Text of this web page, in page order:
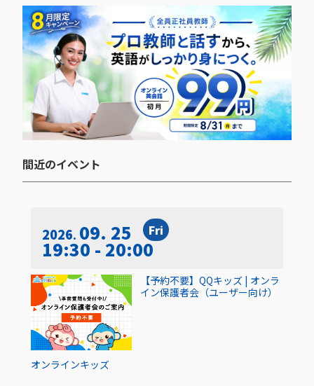
間近のイベント​
2026 09. 25 Fri
19:30 - 20:00
オンラインキッズ
【予約不要】QQキッズ | オンラ
イン保護者会（ユーザー向け）